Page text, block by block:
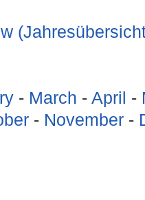
- March - April -
- November -